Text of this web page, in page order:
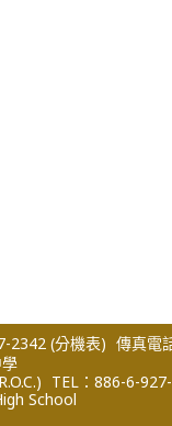
2342 (分機表) 傳真電
TEL：886-6-
School